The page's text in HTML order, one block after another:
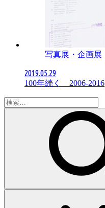
写真展・企画展
2019.05.29
100年続く 2006-2016
検
索: